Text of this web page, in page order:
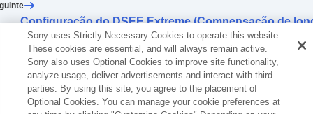
BASS)
Configuração da função de cancelamento de
ruído
Alterar a configuração do360 Reality Audio
Otimizar o som espacial combinando com o
Rastreamento de cabeça Android (Som
espacial e rastr. de cabeça)
Configuração do DSEE Extreme (Compensação de
Sony uses Strictly Necessary Cookies to operate this website.
These cookies are essential, and will always remain active.
Sony also uses Optional Cookies to improve site functionality,
analyze usage, deliver advertisements and interact with third
parties. By using this site, you agree to the placement of
Optional Cookies. You can manage your cookie preferences at